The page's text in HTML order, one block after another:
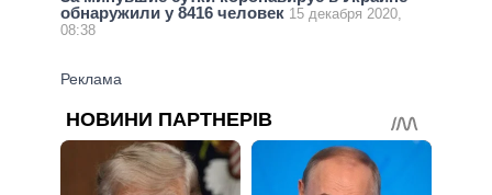
обнаружили у 8416 человек 15 декабря 2020,
08:38